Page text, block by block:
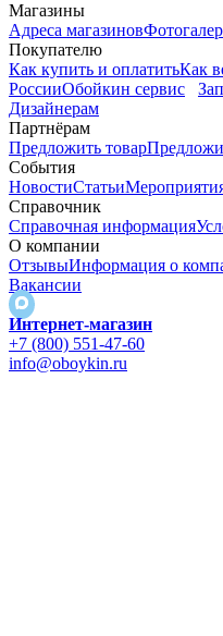
Магазины
Адреса магазинов
Покупателю
Как купить и оплатитьКак
РоссииОбойкин сервис
Дизайнерам
Партнёрам
Предложить товар
События
НовостиСтатьи
Справочник
Справочная информация
О компании
ОтзывыИнформация о
Вакансии
Интернет-магазин
+7 (800) 551-47-60
info@oboykin.ru